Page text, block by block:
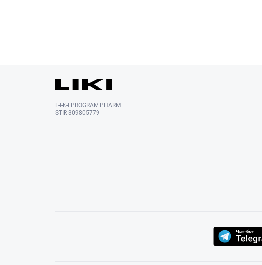
L-I-K-I PROGRAM PHARM
STIR 309805779